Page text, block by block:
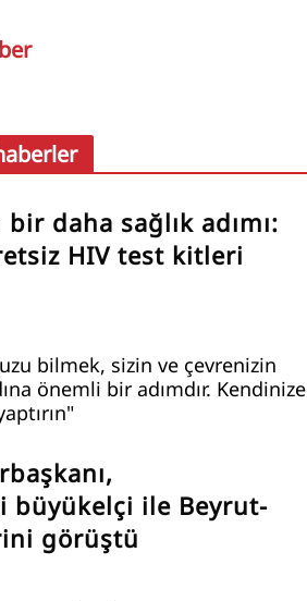
daha sağlık adımı:
HIV test kitleri
bilmek, sizin ve çevrenizin
önemli bir adımdır. Kendinize
büyükelçi ile Beyrut-
görüştü